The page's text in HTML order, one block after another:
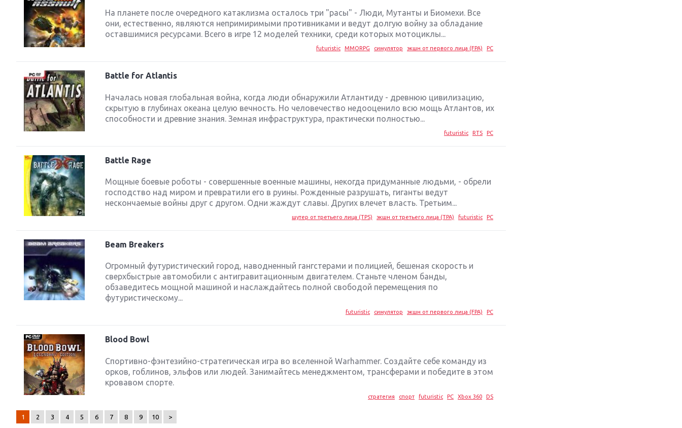
На планете после очередного катаклизма осталось три "расы" - Люди, Мутанты и Биомехи. Все
они, естественно, являются непримиримыми противниками и ведут долгую войну за обладание
оставшимися ресурсами. Всего в игре 12 моделей техники, среди которых мотоциклы...
futuristic MMORPG симулятор экшн от первого лица (FPA) PC
Battle for Atlantis
Началась новая глобальная война, когда люди обнаружили Атлантиду - древнюю цивилизацию,
скрытую в глубинах океана целую вечность. Но человечество недооценило всю мощь Атлантов, их
способности и древние знания. Земная инфраструктура, практически полностью...
futuristic RTS PC
Battle Rage
Мощные боевые роботы - совершенные военные машины, некогда придуманные людьми, - обрели
господство над миром и превратили его в руины. Рожденные разрушать, гиганты ведут
нескончаемые войны друг с другом. Одни жаждут славы. Других влечет власть. Третьим...
шутер от третьего лица (TPS) экшн от третьего лица (TPA) futuristic PC
Beam Breakers
Огромный футуристический город, наводненный гангстерами и полицией, бешеная скорость и
сверхбыстрые автомобили с антигравитационным двигателем. Станьте членом банды,
обзаведитесь мощной машиной и наслаждайтесь полной свободой перемещения по
футуристическому...
futuristic симулятор экшн от первого лица (FPA) PC
Blood Bowl
Спортивно-фэнтезийно-стратегическая игра во вселенной Warhammer. Создайте себе команду из
орков, гоблинов, эльфов или людей. Занимайтесь менеджментом, трансферами и победите в этом
кровавом спорте.
стратегия спорт futuristic PC Xbox 360 DS
1 2 3 4 5 6 7 8 9 10 >